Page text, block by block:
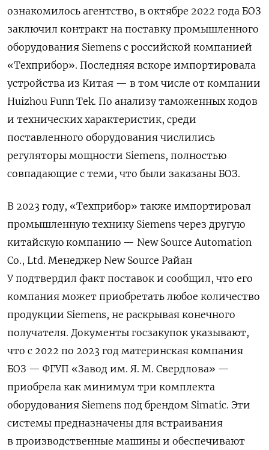
ознакомилось агентство, в октябре 2022 года БОЗ
заключил контракт на поставку промышленного
оборудования Siemens с российской компанией
«Техприбор». Последняя вскоре импортировала
устройства из Китая — в том числе от компании
Huizhou Funn Tek. По анализу таможенных кодов
и технических характеристик, среди
поставленного оборудования числились
регуляторы мощности Siemens, полностью
совпадающие с теми, что были заказаны БОЗ.
В 2023 году, «Техприбор» также импортировал
промышленную технику Siemens через другую
китайскую компанию — New Source Automation
Co., Ltd. Менеджер New Source Райан
У подтвердил факт поставок и сообщил, что его
компания может приобретать любое количество
продукции Siemens, не раскрывая конечного
получателя. Документы госзакупок указывают,
что с 2022 по 2023 год материнская компания
БОЗ — ФГУП «Завод им. Я. М. Свердлова» —
приобрела как минимум три комплекта
оборудования Siemens под брендом Simatic. Эти
системы предназначены для встраивания
в производственные машины и обеспечивают